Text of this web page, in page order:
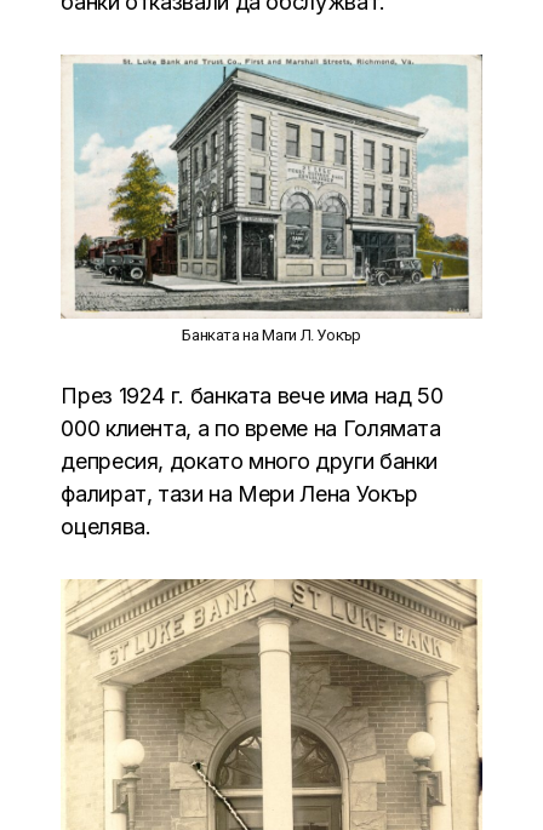
Банката на Маги Л. Уокър
През 1924 г. банката вече има над 50
000 клиента, а по време на Голямата
депресия, докато много други банки
фалират, тази на Мери Лена Уокър
оцелява.